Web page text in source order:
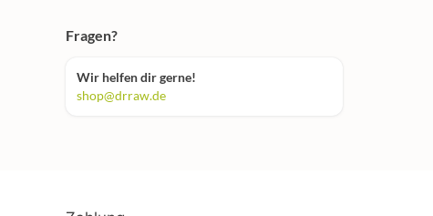
Fragen?
Wir helfen dir gerne!
shop@drraw.de